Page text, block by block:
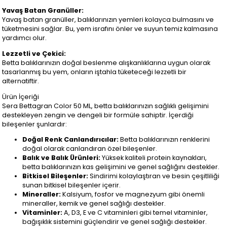
Yavaş Batan Granüller:
Yavaş batan granüller, balıklarınızın yemleri kolayca bulmasını ve
tüketmesini sağlar. Bu, yem israfını önler ve suyun temiz kalmasına
yardımcı olur.
Lezzetli ve Çekici:
Betta balıklarınızın doğal beslenme alışkanlıklarına uygun olarak
tasarlanmış bu yem, onların iştahla tüketeceği lezzetli bir
alternatiftir.
Ürün İçeriği
Sera Bettagran Color 50 ML, betta balıklarınızın sağlıklı gelişimini
destekleyen zengin ve dengeli bir formüle sahiptir. İçerdiği
bileşenler şunlardır:
Doğal Renk Canlandırıcılar:Betta balıklarınızın renklerini
doğal olarak canlandıran özel bileşenler.
Balık ve Balık Ürünleri:Yüksek kaliteli protein kaynakları,
betta balıklarınızın kas gelişimini ve genel sağlığını destekler.
Bitkisel Bileşenler:Sindirimi kolaylaştıran ve besin çeşitliliği
sunan bitkisel bileşenler içerir.
Mineraller:Kalsiyum, fosfor ve magnezyum gibi önemli
mineraller, kemik ve genel sağlığı destekler.
Vitaminler:A, D3, E ve C vitaminleri gibi temel vitaminler,
bağışıklık sistemini güçlendirir ve genel sağlığı destekler.